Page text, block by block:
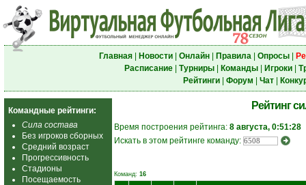
Главная| Новости| Онлайн| Правила| Опросы|
Расписание| Турниры| Команды| Игроки|
Рейтинги| Форум Чат|
Командные рейтинги:
Сила состава
Без игроков сборных
Средний возраст
Прогрессивность
Стадионы
Посещаемость
Рейтинг
Время построения рейтинга: 8 августа, 0:51:28
Искать в этом рейтинге команду:
Команд: 16